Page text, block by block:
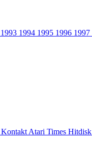
1993 1994 1995 1996 1997
Atari Times Hitdisk